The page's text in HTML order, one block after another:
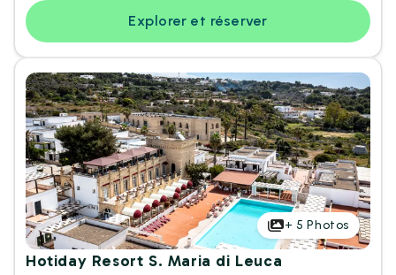
Explorer et réserver
+5 Photos
Hotiday Resort S. Maria di Leuca